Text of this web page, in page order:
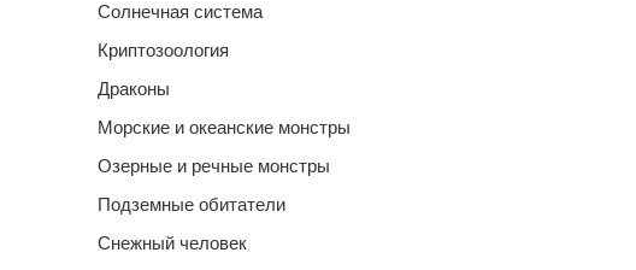
Солнечная система
Криптозоология
Драконы
Морские и океанские монстры
Озерные и речные монстры
Подземные обитатели
Снежный человек